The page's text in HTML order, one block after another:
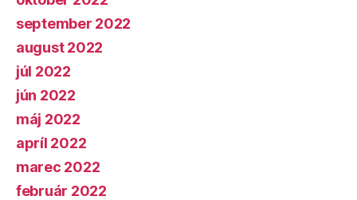
september 2022
august 2022
júl 2022
jún 2022
máj 2022
apríl 2022
marec 2022
február 2022